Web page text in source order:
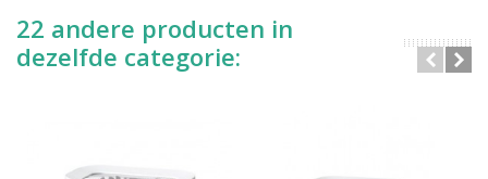
22 andere producten in
dezelfde categorie: